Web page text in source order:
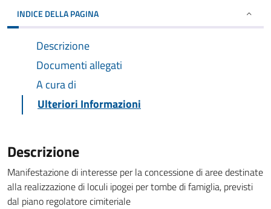
INDICE DELLA PAGINA
Descrizione
Documenti allegati
A cura di
Ulteriori Informazioni
Descrizione
Manifestazione di interesse per la concessione di aree destinate
alla realizzazione di loculi ipogei per tombe di famiglia, previsti
dal piano regolatore cimiteriale